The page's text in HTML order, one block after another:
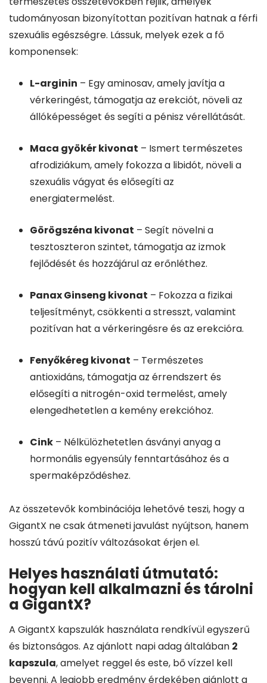
tudományosan bizonyítottan pozitívan hatnak a férfi
szexuális egészségre. Lássuk, melyek ezek a fő
komponensek:
L-arginin – Egy aminosav, amely javítja a
vérkeringést, támogatja az erekciót, növeli az
állóképességet és segíti a pénisz vérellátását.
Maca gyökér kivonat – Ismert természetes
afrodiziákum, amely fokozza a libidót, növeli a
szexuális vágyat és elősegíti az
energiatermelést.
Görögszéna kivonat – Segít növelni a
tesztoszteron szintet, támogatja az izmok
fejlődését és hozzájárul az erőnléthez.
Panax Ginseng kivonat – Fokozza a fizikai
teljesítményt, csökkenti a stresszt, valamint
pozitívan hat a vérkeringésre és az erekcióra.
Fenyőkéreg kivonat – Természetes
antioxidáns, támogatja az érrendszert és
elősegíti a nitrogén-oxid termelést, amely
elengedhetetlen a kemény erekcióhoz.
Cink – Nélkülözhetetlen ásványi anyag a
hormonális egyensúly fenntartásához és a
spermaképződéshez.
Az összetevők kombinációja lehetővé teszi, hogy a
GigantX ne csak átmeneti javulást nyújtson, hanem
hosszú távú pozitív változásokat érjen el.
Helyes használati útmutató:
hogyan kell alkalmazni és tárolni
a GigantX?
A GigantX kapszulák használata rendkívül egyszerű
és biztonságos. Az ajánlott napi adag általában 2
kapszula, amelyet reggel és este, bő vízzel kell
bevenni. A legjobb eredmény érdekében ajánlott a